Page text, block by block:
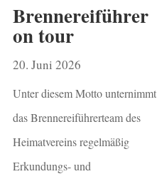
Brennereiführer
on tour
20. Juni 2026
Unter diesem Motto unternimmt
das Brennereiführerteam des
Heimatvereins regelmäßig
Erkundungs- und